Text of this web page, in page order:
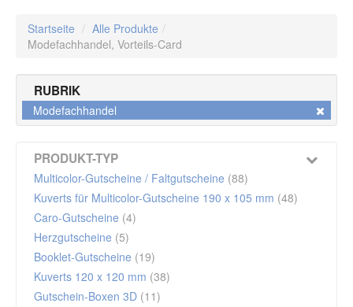
Startseite / Alle Produkte /
Modefachhandel, Vorteils-Card
RUBRIK
Modefachhandel
PRODUKT-TYP
Multicolor-Gutscheine / Faltgutscheine (88)
Kuverts für Multicolor-Gutscheine 190 x 105 mm (48)
Caro-Gutscheine (4)
Herzgutscheine (5)
Booklet-Gutscheine (19)
Kuverts 120 x 120 mm (38)
Gutschein-Boxen 3D (11)